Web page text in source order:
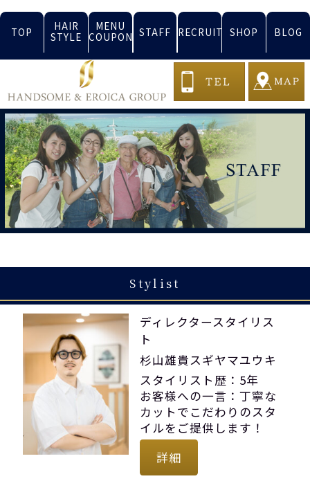
TOP
HAIR
STYLE
MENU
COUPON STAFF RECRUIT SHOP BLOG
Stylist
ディレクタースタイリス
ト
杉山雄貴スギヤマユウキ
スタイリスト歴：5年
お客様への一言：丁寧な
カットでこだわりのスタ
イルをご提供します！
詳細